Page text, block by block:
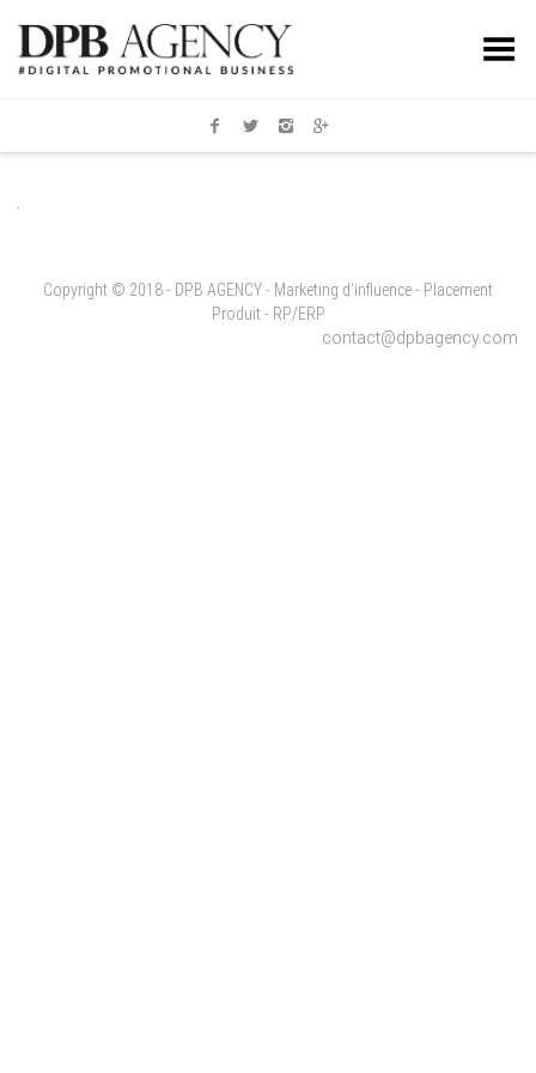
Toggle Menu
Copyright © 2018 - DPB AGENCY - Marketing d'influence - Placement
Produit - RP/ERP
contact@dpbagency.com